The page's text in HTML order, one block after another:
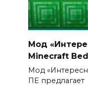
Мод
Minecraft
Мод
ПЕ предлагает